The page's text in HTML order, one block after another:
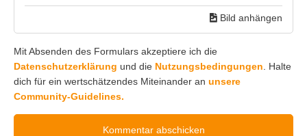
Bild anhängen
Mit Absenden des Formulars akzeptiere ich die
Datenschutzerklärung und die Nutzungsbedingungen. Halte
dich für ein wertschätzendes Miteinander an unsere
Community-Guidelines.